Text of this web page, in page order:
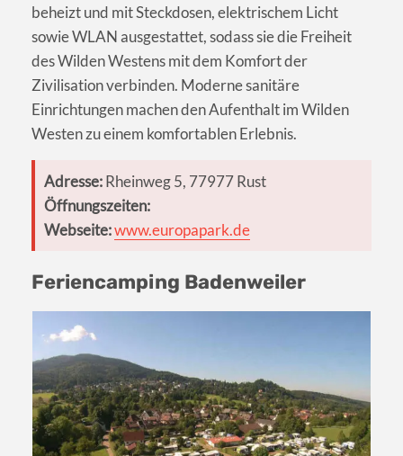
beheizt und mit Steckdosen, elektrischem Licht
sowie WLAN ausgestattet, sodass sie die Freiheit
des Wilden Westens mit dem Komfort der
Zivilisation verbinden. Moderne sanitäre
Einrichtungen machen den Aufenthalt im Wilden
Westen zu einem komfortablen Erlebnis.
Adresse:Rheinweg 5, 77977 Rust
Öffnungszeiten:
Webseite:www.europapark.de
Feriencamping Badenweiler